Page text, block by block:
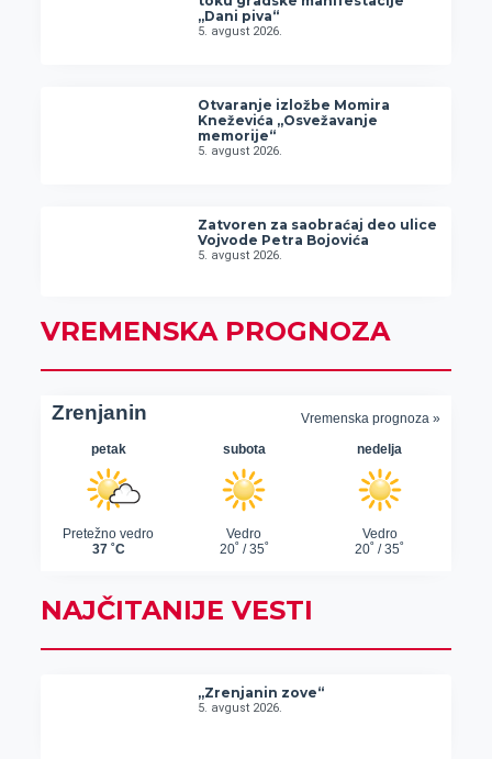
„Dani piva“
5. avgust 2026.
Otvaranje izložbe Momira
Kneževića „Osvežavanje
memorije“
5. avgust 2026.
Zatvoren za saobraćaj deo ulice
Vojvode Petra Bojovića
5. avgust 2026.
VREMENSKA PROGNOZA
NAJČITANIJE VESTI
„Zrenjanin zove“
5. avgust 2026.